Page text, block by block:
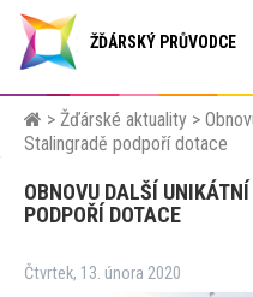
ŽĎÁRSKÝ PRŮVODCE
> Žďárské aktuality >
Stalingradě podpoří dotace
OBNOVU DALŠÍ
PODPOŘÍ DOTACE
Čtvrtek, 13. února 2020